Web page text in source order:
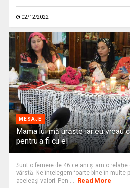
02/12/2022
MESAJE
Mama lui mă urăște iar eu vreau
pentru a fi cu el
Sunt o femeie de 46 de ani și am o relație
vârstă. Ne înțelegem foarte bine în multe
aceleași valori. Pen ...
Read More